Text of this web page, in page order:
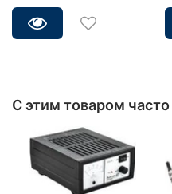
С этим товаром